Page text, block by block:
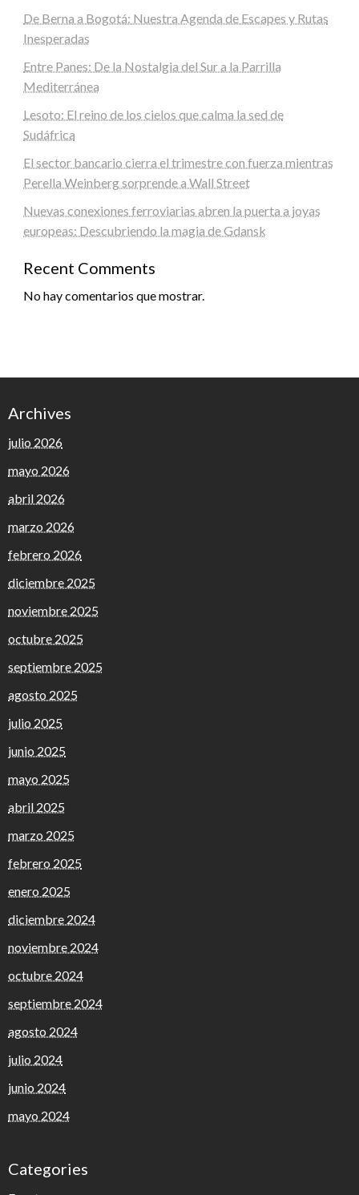
De Berna a Bogotá: Nuestra Agenda de Escapes y Rutas
Inesperadas
Entre Panes: De la Nostalgia del Sur a la Parrilla
Mediterránea
Lesoto: El reino de los cielos que calma la sed de
Sudáfrica
El sector bancario cierra el trimestre con fuerza mientras
Perella Weinberg sorprende a Wall Street
Nuevas conexiones ferroviarias abren la puerta a joyas
europeas: Descubriendo la magia de Gdansk
Recent Comments
No hay comentarios que mostrar.
Archives
julio 2026
mayo 2026
abril 2026
marzo 2026
febrero 2026
diciembre 2025
noviembre 2025
octubre 2025
septiembre 2025
agosto 2025
julio 2025
junio 2025
mayo 2025
abril 2025
marzo 2025
febrero 2025
enero 2025
diciembre 2024
noviembre 2024
octubre 2024
septiembre 2024
agosto 2024
julio 2024
junio 2024
mayo 2024
Categories